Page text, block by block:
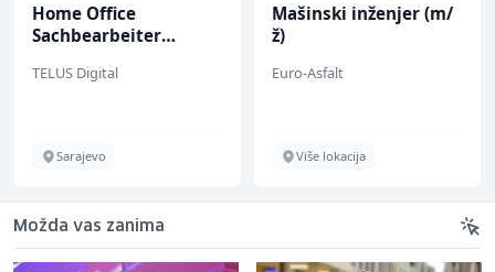
Home Office
Sachbearbeiter
bekannten deutschen
TELUS Digital
Sarajevo
Mašinski inženjer (m/
ž)
Euro-Asfalt
Više lokacija
Možda vas zanima